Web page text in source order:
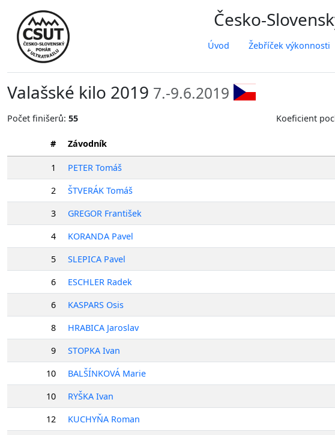
Česko-
Úvod Žebříček výkonnosti
Valašské kilo 2019 7.-9.6.2019
Počet finišerů: 55 Koeficient
# Závodník
1 PETER Tomáš
2
ŠTVERÁK Tomáš
3
GREGOR František
4
KORANDA Pavel
5
SLEPICA Pavel
6
ESCHLER Radek
6
KASPARS Osis
8
HRABICA Jaroslav
9
STOPKA Ivan
10
BALŠÍNKOVÁ Marie
10
RYŠKA Ivan
12
KUCHYŇA Roman